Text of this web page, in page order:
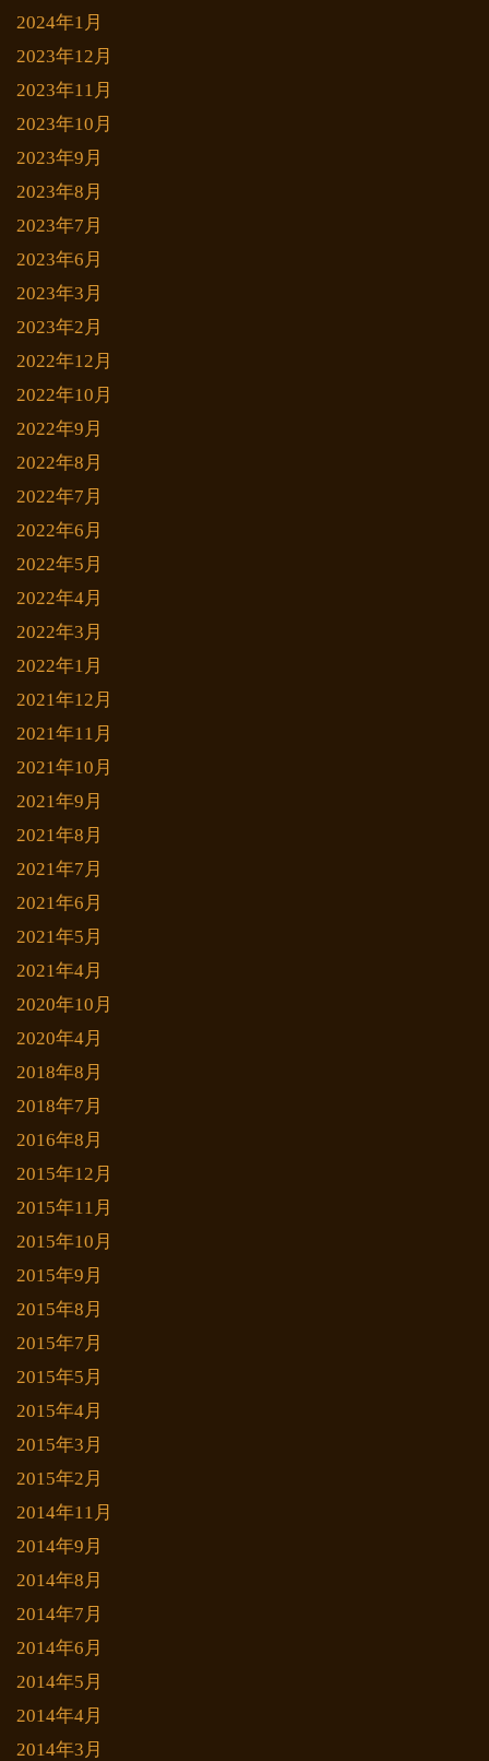
2024年1月
2023年12月
2023年11月
2023年10月
2023年9月
2023年8月
2023年7月
2023年6月
2023年3月
2023年2月
2022年12月
2022年10月
2022年9月
2022年8月
2022年7月
2022年6月
2022年5月
2022年4月
2022年3月
2022年1月
2021年12月
2021年11月
2021年10月
2021年9月
2021年8月
2021年7月
2021年6月
2021年5月
2021年4月
2020年10月
2020年4月
2018年8月
2018年7月
2016年8月
2015年12月
2015年11月
2015年10月
2015年9月
2015年8月
2015年7月
2015年5月
2015年4月
2015年3月
2015年2月
2014年11月
2014年9月
2014年8月
2014年7月
2014年6月
2014年5月
2014年4月
2014年3月